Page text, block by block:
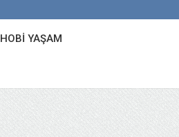
HOBI YAŞAM